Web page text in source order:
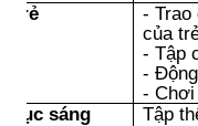
trẻ
- Trao
của
- Tập
-
- Chơi
dục sáng
Tập